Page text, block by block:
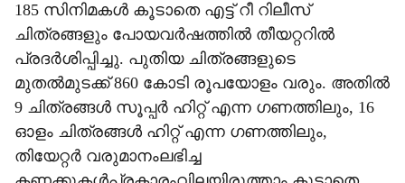
185 സിനിമകൾ കൂടാതെ എട്ട് റീ റിലീസ്
ചിത്രങ്ങളും പോയവർഷത്തിൽ തീയറ്ററിൽ
പ്രദർശിപ്പിച്ചു. പുതിയ ചിത്രങ്ങളുടെ
മുതൽമുടക്ക് 860 കോടി രൂപയോളം വരും. അതിൽ
9 ചിത്രങ്ങൾ സൂപ്പർ ഹിറ്റ് എന്ന ഗണത്തിലും, 16
ഓളം ചിത്രങ്ങൾ ഹിറ്റ് എന്ന ഗണത്തിലും,
തിയേറ്റർ വരുമാനംലഭിച്ച